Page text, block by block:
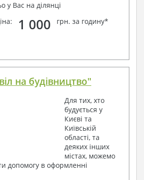
у Вас на ділянці
1 000 грн. за годину*
на будівництво"
Для тих, хто
будується у
Києві та
Київській
області, та
деяких інших
містах, можемо
допомогу в оформленні